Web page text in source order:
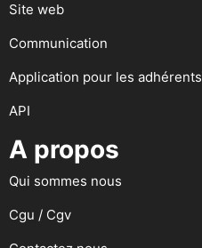
Site web
Communication
Application pour les adhérents
API
A propos
Qui sommes nous
Cgu / Cgv